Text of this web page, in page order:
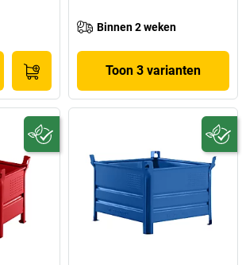
Binnen 2 weken
Toon 3 varianten